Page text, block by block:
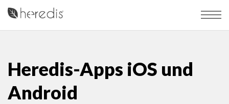
Heredis-Apps iOS und
Android